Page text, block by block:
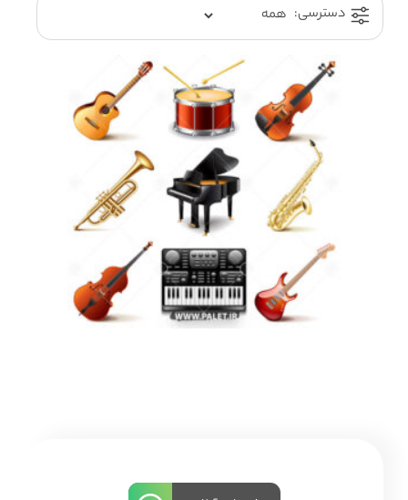
دسترسی: